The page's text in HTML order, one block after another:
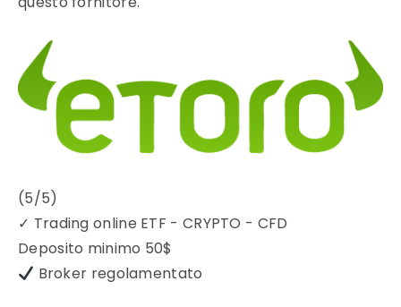
(5/5)
✓ Trading online ETF - CRYPTO - CFD
Deposito minimo 50$
Broker regolamentato